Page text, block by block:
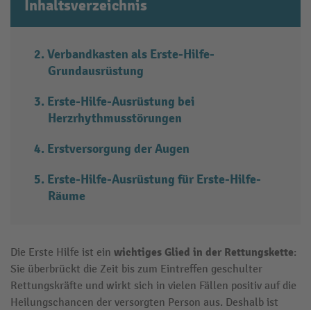
Inhaltsverzeichnis
Verbandkasten als Erste-Hilfe-
Grundausrüstung
Erste-Hilfe-Ausrüstung bei
Herzrhythmusstörungen
Erstversorgung der Augen
Erste-Hilfe-Ausrüstung für Erste-Hilfe-
Räume
Die Erste Hilfe ist ein wichtiges Glied in der Rettungskette:
Sie überbrückt die Zeit bis zum Eintreffen geschulter
Rettungskräfte und wirkt sich in vielen Fällen positiv auf die
Heilungschancen der versorgten Person aus. Deshalb ist